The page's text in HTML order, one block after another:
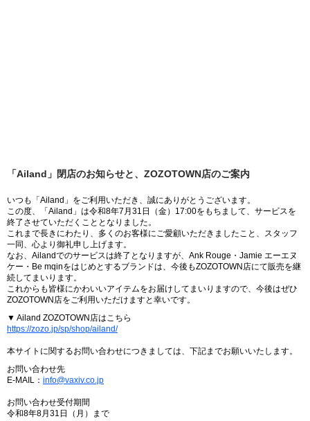
「Ailand」閉店のお知らせと、ZOZOTOWN店のご案内
いつも「Ailand」をご利用いただき、誠にありがとうございます。
この度、「Ailand」は令和8年7月31日（金）17:00をもちまして、サービスを
終了させていただくこととなりました。
これまで長きにわたり、多くのお客様にご愛顧いただきましたこと、スタッフ
一同、心より御礼申し上げます。
なお、Ailandでのサービスは終了となりますが、Ank Rouge・Jamie エーエヌ
ケー・Be mqinをはじめとするブランドは、今後もZOZOTOWN店にて販売を継
続してまいります。
これからも皆様にかわいいアイテムをお届けしてまいりますので、今後はぜひ
ZOZOTOWN店をご利用いただけますと幸いです。
▼ Ailand ZOZOTOWN店はこちら
https://zozo.jp/sp/shop/ailand/
本サイトに関するお問い合わせにつきましては、下記までお願いいたします。
お問い合わせ先
E-MAIL： info@vaxiv.co.jp
お問い合わせ受付期間
令和8年8月31日（月）まで